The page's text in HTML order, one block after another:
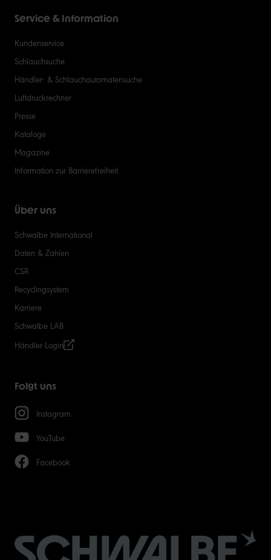
Service & Information
Kundenservice
Schlauchsuche
Händler- & Schlauchautomatensuche
Luftdruckrechner
Presse
Kataloge
Magazine
Information zur Barrierefreiheit
Über uns
Schwalbe International
Daten & Zahlen
CSR
Recyclingsystem
Karriere
Schwalbe LAB
Händler-Login
Folgt uns
Instagram
YouTube
Facebook